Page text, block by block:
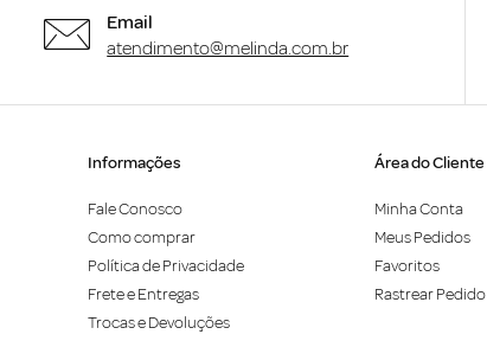
Email
atendimento@melinda.com.br
Informações
Fale Conosco
Como comprar
Política de Privacidade
Frete e Entregas
Trocas e Devoluções
Área do Cliente
Minha Conta
Meus Pedidos
Favoritos
Rastrear Pedido